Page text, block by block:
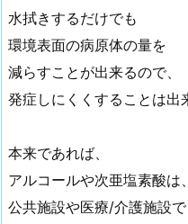
水拭きするだけでも
環境表面の病原体の量を
減らすことが出来るので、
発症しにくくすることは出
本来であれば、
アルコールや次亜塩素酸は、
公共施設や医療/介護施設で